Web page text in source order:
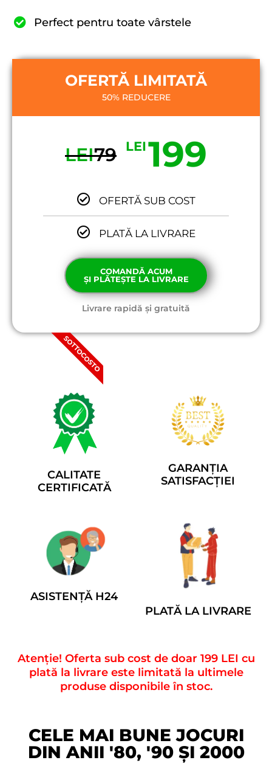
Perfect pentru toate vârstele
OFERTĂ LIMITATĂ
50% REDUCERE
LEI79 LEI199
OFERTĂ SUB COST
PLATĂ LA LIVRARE
COMANDĂ ACUM
ȘI PLĂTEȘTE LA LIVRARE
Livrare rapidă și gratuită
SOTTOCOSTO
CALITATE
CERTIFICATĂ
GARANȚIA
SATISFACȚIEI
ASISTENȚĂ H24
PLATĂ LA LIVRARE
Atenție! Oferta sub cost de doar 199 LEI cu
plată la livrare este limitată la ultimele
produse disponibile în stoc.
CELE MAI BUNE JOCURI
DIN ANII '80, '90 ȘI 2000